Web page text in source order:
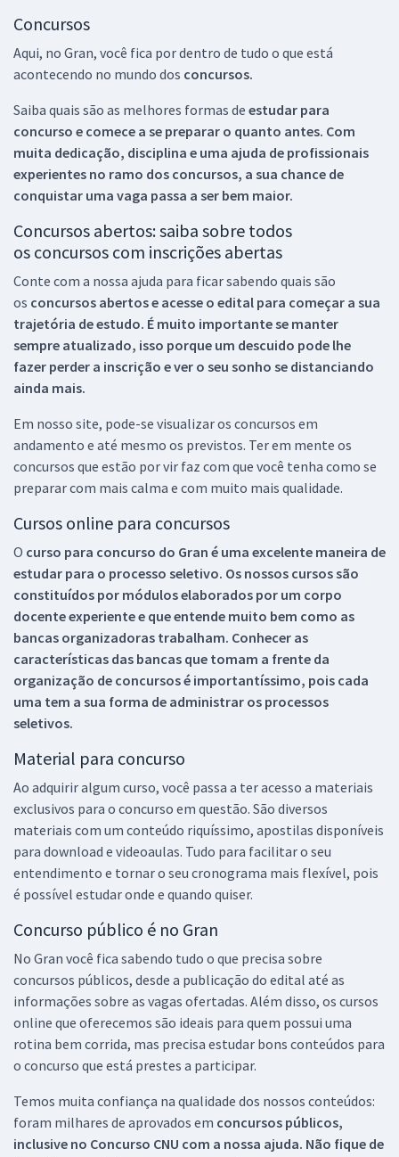
Concursos
Aqui, no Gran, você fica por dentro de tudo o que está
acontecendo no mundo dos concursos.
Saiba quais são as melhores formas de estudar para
concurso e comece a se preparar o quanto antes. Com
muita dedicação, disciplina e uma ajuda de profissionais
experientes no ramo dos concursos, a sua chance de
conquistar uma vaga passa a ser bem maior.
Concursos abertos: saiba sobre todos
os concursos com inscrições abertas
Conte com a nossa ajuda para ficar sabendo quais são
os concursos abertos e acesse o edital para começar a sua
trajetória de estudo. É muito importante se manter
sempre atualizado, isso porque um descuido pode lhe
fazer perder a inscrição e ver o seu sonho se distanciando
ainda mais.
Em nosso site, pode-se visualizar os concursos em
andamento e até mesmo os previstos. Ter em mente os
concursos que estão por vir faz com que você tenha como se
preparar com mais calma e com muito mais qualidade.
Cursos online para concursos
O curso para concurso do Gran é uma excelente maneira de
estudar para o processo seletivo. Os nossos cursos são
constituídos por módulos elaborados por um corpo
docente experiente e que entende muito bem como as
bancas organizadoras trabalham. Conhecer as
características das bancas que tomam a frente da
organização de concursos é importantíssimo, pois cada
uma tem a sua forma de administrar os processos
seletivos.
Material para concurso
Ao adquirir algum curso, você passa a ter acesso a materiais
exclusivos para o concurso em questão. São diversos
materiais com um conteúdo riquíssimo, apostilas disponíveis
para download e videoaulas. Tudo para facilitar o seu
entendimento e tornar o seu cronograma mais flexível, pois
é possível estudar onde e quando quiser.
Concurso público é no Gran
No Gran você fica sabendo tudo o que precisa sobre
concursos públicos, desde a publicação do edital até as
informações sobre as vagas ofertadas. Além disso, os cursos
online que oferecemos são ideais para quem possui uma
rotina bem corrida, mas precisa estudar bons conteúdos para
o concurso que está prestes a participar.
Temos muita confiança na qualidade dos nossos conteúdos:
foram milhares de aprovados em concursos públicos,
inclusive no Concurso CNU com a nossa ajuda. Não fique de